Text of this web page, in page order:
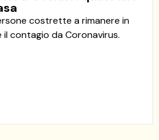
costrette a rimanere in
contagio da Coronavirus.